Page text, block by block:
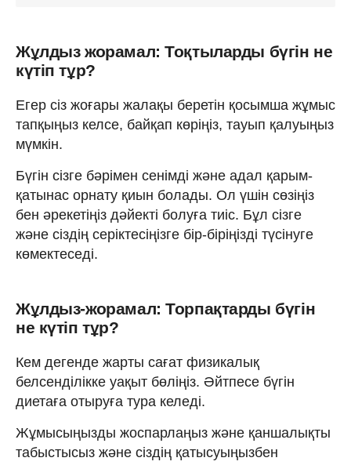
Жұлдыз жорамал: Тоқтыларды бүгін не
күтіп тұр?
Егер сіз жоғары жалақы беретін қосымша жұмыс
тапқыңыз келсе, байқап көріңіз, тауып қалуыңыз
мүмкін.
Бүгін сізге бәрімен сенімді және адал қарым-
қатынас орнату қиын болады. Ол үшін сөзіңіз
бен әрекетіңіз дәйекті болуға тиіс. Бұл сізге
және сіздің серіктесіңізге бір-біріңізді түсінуге
көмектеседі.
Жұлдыз-жорамал: Торпақтарды бүгін
не күтіп тұр?
Кем дегенде жарты сағат физикалық
белсенділікке уақыт бөліңіз. Әйтпесе бүгін
диетаға отыруға тура келеді.
Жұмысыңызды жоспарлаңыз және қаншалықты
табыстысыз және сіздің қатысуыңызбен